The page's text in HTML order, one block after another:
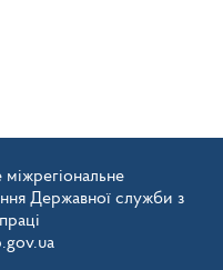
міжрегіональне
Державної служби з